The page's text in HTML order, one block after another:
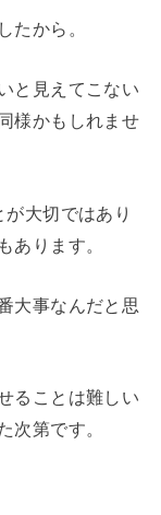
たから。
と見えてこない
様かもしれませ
大切ではあり
あります。
大事なんだと思
ることは難しい
次第です。